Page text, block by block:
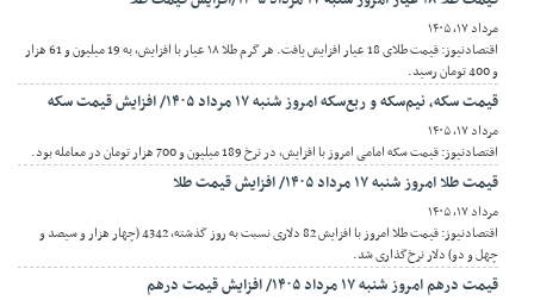
مرداد ۱۷, ۱۴۰۵
اقتصادنیوز: قیمت طلای 18 عیار افزایش یافت. هر گرم طلا ۱۸ عیار با افزایش، به 19 میلیون و 61 هزار
و 400 تومان رسید.
قیمت سکه، نیم‌سکه و ربع‌سکه امروز شنبه ۱۷ مرداد ۱۴۰۵/ افزایش قیمت سکه
مرداد ۱۷, ۱۴۰۵
اقتصادنیوز: قیمت سکه امامی امروز با افزایش، در نرخ 189 میلیون و 700 هزار تومان در معامله بود.
قیمت طلا امروز شنبه ۱۷ مرداد ۱۴۰۵/ افزایش قیمت طلا
مرداد ۱۷, ۱۴۰۵
اقتصادنیوز: قیمت طلا امروز با افزایش 82 دلاری نسبت به روز گذشته، 4342 (چهار هزار و سیصد و
چهل و دو) دلار نرخ‌گذاری شد.
قیمت درهم امروز شنبه ۱۷ مرداد ۱۴۰۵/ افزایش قیمت درهم